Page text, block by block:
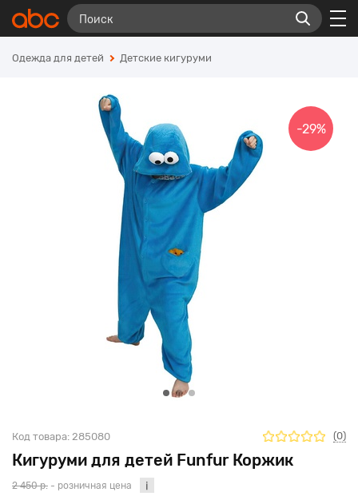
Одежда для детей Детские кигуруми
Кигуруми для детей Funfur Коржик
Код товара: 285080 (0)
-29%
2 450 р. - розничная цена